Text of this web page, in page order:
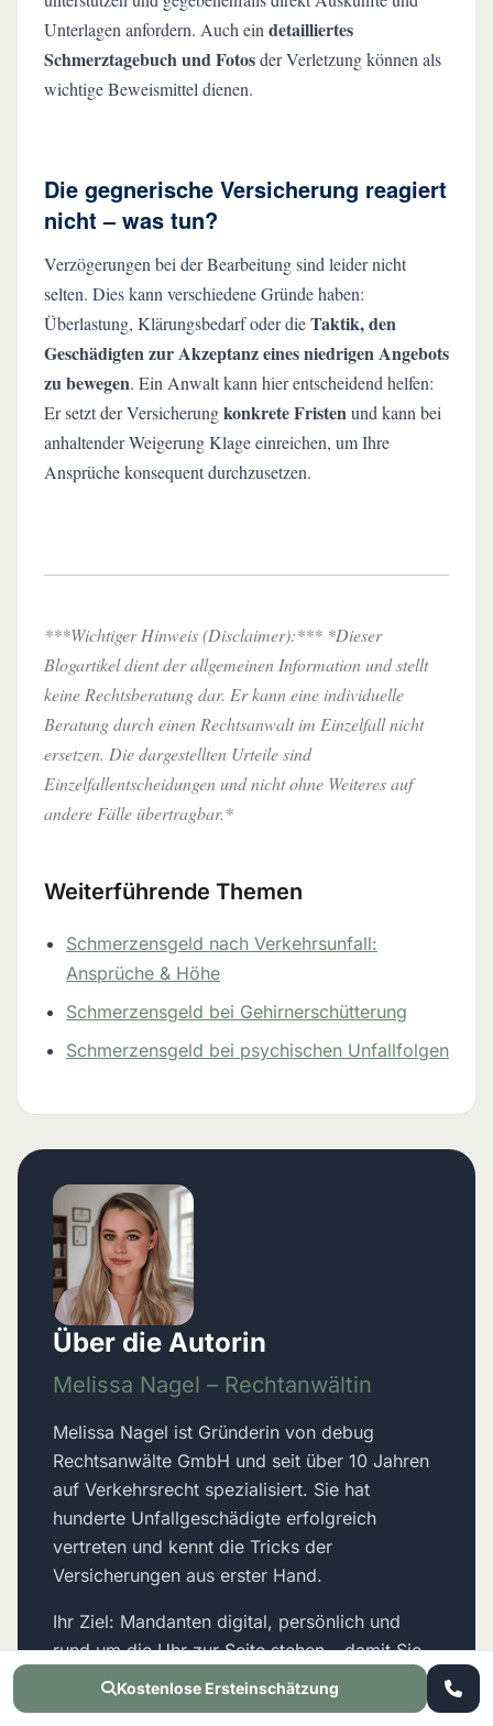
Unterlagen anfordern. Auch ein detailliertes
Schmerztagebuch und Fotosder Verletzung können als
wichtige Beweismittel dienen.
Die gegnerische Versicherung reagiert
nicht – was tun?
Verzögerungen bei der Bearbeitung sind leider nicht
selten. Dies kann verschiedene Gründe haben:
Überlastung, Klärungsbedarf oder dieTaktik, den
Geschädigten zur Akzeptanz eines niedrigen Angebots
zu bewegen. Ein Anwalt kann hier entscheidend helfen:
Er setzt der Versicherungkonkrete Fristenund kann bei
anhaltender Weigerung Klage einreichen, um Ihre
Ansprüche konsequent durchzusetzen.
***Wichtiger Hinweis (Disclaimer):*** *Dieser
Blogartikel dient der allgemeinen Information und stellt
keine Rechtsberatung dar. Er kann eine individuelle
Beratung durch einen Rechtsanwalt im Einzelfall nicht
ersetzen. Die dargestellten Urteile sind
Einzelfallentscheidungen und nicht ohne Weiteres auf
andere Fälle übertragbar.*
Weiterführende Themen
Schmerzensgeld nach Verkehrsunfall:
Ansprüche & Höhe
Schmerzensgeld bei Gehirnerschütterung
Schmerzensgeld bei psychischen Unfallfolgen
Über die Autorin
Melissa Nagel – Rechtanwältin
Melissa Nagel ist Gründerin von debug
Rechtsanwälte GmbH und seit über 10 Jahren
auf Verkehrsrecht spezialisiert. Sie hat
hunderte Unfallgeschädigte erfolgreich
vertreten und kennt die Tricks der
Versicherungen aus erster Hand.
Ihr Ziel: Mandanten digital, persönlich und
rund um die Uhr zur Seite stehen – damit Sie
nach einem Unfall nicht auch noch rechtlich im
Regen stehen.
Kostenlose Ersteinschätzung